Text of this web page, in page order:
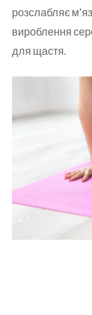
розслабляє
вироблення
для щастя.